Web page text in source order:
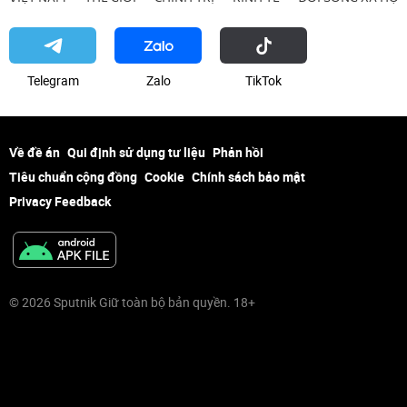
Telegram Zalo ТikТоk
Về đề án Qui định sử dụng tư liệu Phản hồi
Tiêu chuẩn cộng đồng Cookie Chính sách bảo mật
Privacy Feedback
© 2026 Sputnik Giữ toàn bộ bản quyền. 18+